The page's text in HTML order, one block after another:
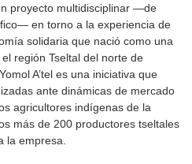
proyecto multidisciplinar —de
en torno a la experiencia de
solidaria que nació como una
región Tseltal del norte de
A’tel es una iniciativa que
ante dinámicas de mercado
agricultores indígenas de la
más de 200 productores tseltales
la empresa.